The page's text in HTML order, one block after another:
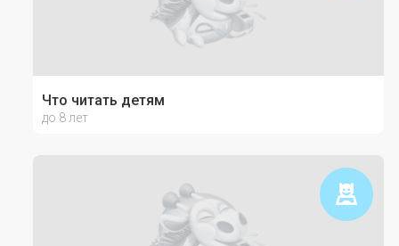
Что читать детям
до 8 лет